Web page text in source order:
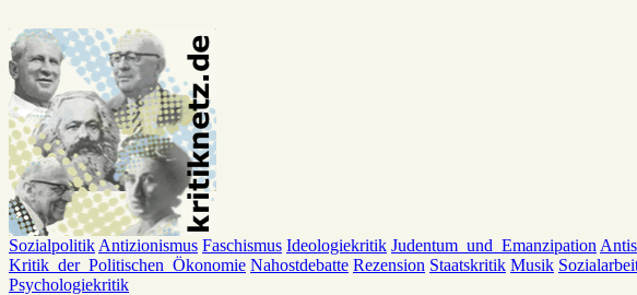
Sozialpolitik Antizionismus Faschismus Ideologiekritik Judentum_und_Emanzipation
Kritik_der_Politischen_Ökonomie Nahostdebatte Rezension Staatskritik Musik
Psychologiekritik